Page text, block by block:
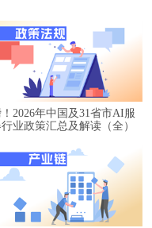
2026年中国及31省市AI服
业政策汇总及解读（全）